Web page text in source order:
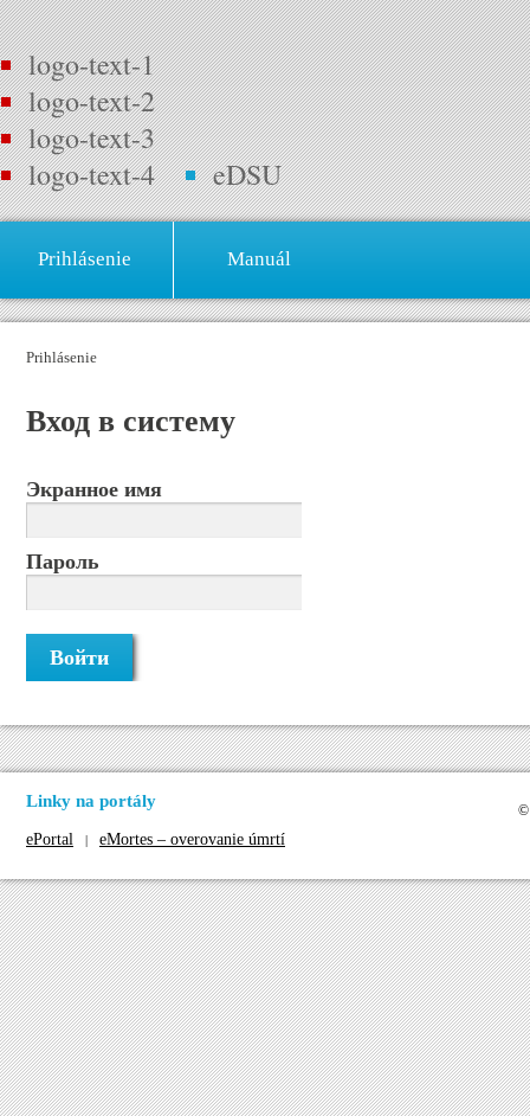
logo-text-1
logo-text-2
logo-text-3
logo-text-4
eDSU
Prihlásenie Manuál
Prihlásenie
Вход в систему
Экранное имя
Пароль
Linky na portály
ePortal | eMortes – overovanie úmrtí
©